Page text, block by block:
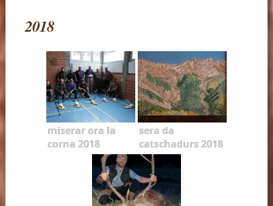
2018
miserar ora la
corna 2018
sera da
catschadurs 2018